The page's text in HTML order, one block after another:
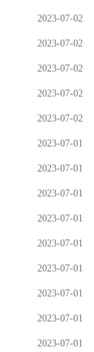
2023-07-02
2023-07-02
2023-07-02
2023-07-02
2023-07-02
2023-07-01
2023-07-01
2023-07-01
2023-07-01
2023-07-01
2023-07-01
2023-07-01
2023-07-01
2023-07-01